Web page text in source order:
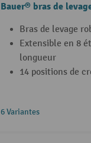
Bauer® bras de
Bras de levage
Extensible en 8
longueur
14 positions de
6 Variantes